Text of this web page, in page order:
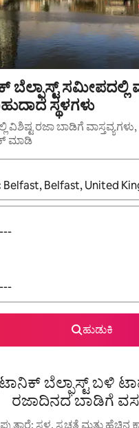
ಬೆಲ್ಫಾಸ್ಟ್ ಸಮೀಪದಲ್ಲಿ
ಸ್ಥಳಗಳು
ವಿಶಿಷ್ಟ ರಜಾ ಬಾಡಿಗೆ
ಮಾಡಿ
ಲಭ್ಯವಿರುವಾಗ, ಅಪ್ ಮತ್ತು ಡೌನ್
ಹುಡುಕಿ
ಬೆಲ್ಫಾಸ್ಟ್ ಬಳಿ
ರಜಾದಿನದ ಬಾಡಿಗೆ
ಸ್ಥಳ, ಸ್ವಚ್ಛತೆ ಮತ್ತು